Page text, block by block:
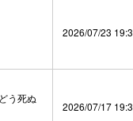
2026/07/23
う死ぬ
2026/07/17